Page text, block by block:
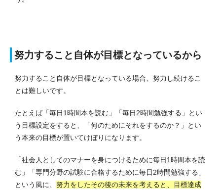
努力すること自体が目標となっているから
努力すること自体が目標となっている場合、努力し続けるこ
とは難しいです。
たとえば「毎日1時間本を読む」「毎日2時間勉強する」とい
う目標設定をすると、「何のためにそれをするのか？」とい
う本来の目標が置いてけぼりになります。
「社会人としてのマナーを身につけるために毎日1時間本を読
む」「専門分野の試験に合格するために毎日2時間勉強する」
という風に、 努力をしたその後の未来を考えると、目標達成